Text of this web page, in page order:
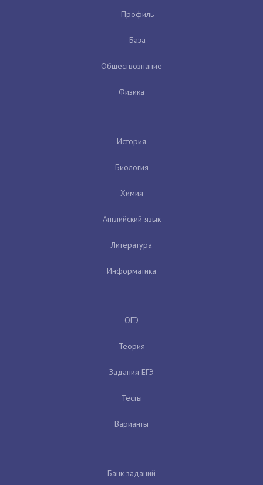
Профиль
База
Обществознание
Физика
История
Биология
Химия
Английский язык
Литература
Информатика
ОГЭ
Теория
Задания ЕГЭ
Тесты
Варианты
Банк заданий